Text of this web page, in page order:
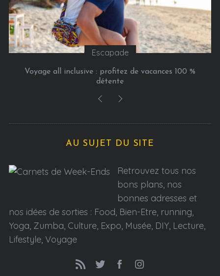
Escapade
Voyage all inclusive : profitez de vacances 100 %
détente
AU SUJET DU SITE
Retrouvez tous nos
bons plans, nos
bonnes adresses et
nos idées de sorties : Food, Bien-Etre, running,
Yoga, Zumba, Culture, Expo, Musée, DIY, Lecture,
Lifestyle, Voyage